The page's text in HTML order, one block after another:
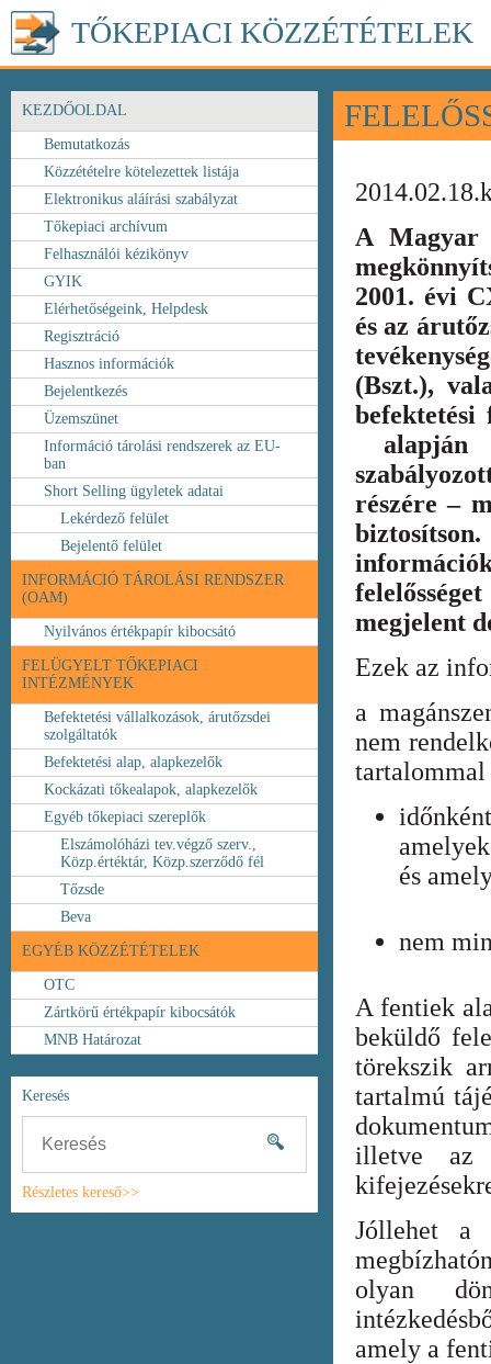
TŐKEPIACI KÖZZÉTÉTELEK
KEZDŐOLDAL
Bemutatkozás
Közzétételre kötelezettek listája
Elektronikus aláírási szabályzat
Tőkepiaci archívum
Felhasználói kézikönyv
GYIK
Elérhetőségeink, Helpdesk
Regisztráció
Hasznos információk
Bejelentkezés
Üzemszünet
Információ tárolási rendszerek az EU-
ban
Short Selling ügyletek adatai
Lekérdező felület
Bejelentő felület
INFORMÁCIÓ TÁROLÁSI RENDSZER
(OAM)
Nyilvános értékpapír kibocsátó
FELÜGYELT TŐKEPIACI
INTÉZMÉNYEK
Befektetési vállalkozások, árutőzsdei
szolgáltatók
Befektetési alap, alapkezelők
Kockázati tőkealapok, alapkezelők
Egyéb tőkepiaci szereplők
Elszámolóházi tev.végző szerv.,
Közp.értéktár, Közp.szerződő fél
Tőzsde
Beva
EGYÉB KÖZZÉTÉTELEK
OTC
Zártkörű értékpapír kibocsátók
MNB Határozat
Keresés
Részletes kereső>>
A Magyar
2001. évi
és az
(Bszt.),
alapján
részére –
megjelent
Ezek az
a
nem
és
nem
A fentiek
beküldő
törekszik
tartalmú
illetve az
Jóllehet a
olyan
amely a